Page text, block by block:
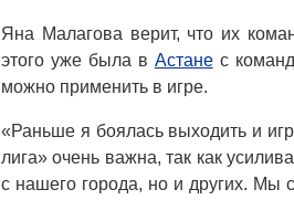
Яна Малагова верит, что их
этого уже была в Астанес
можно применить в игре.
«Раньше я боялась выходить и
лига» очень важна, так как
с нашего города, но и других. Мы